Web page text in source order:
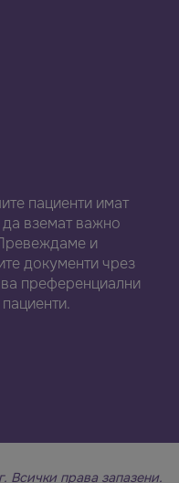
пациенти имат
вземат важно
и
документи чрез
преференциални
права запазени.